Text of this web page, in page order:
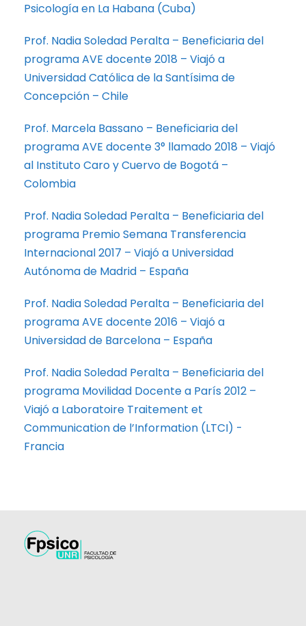
Psicología en La Habana (Cuba)
Prof. Nadia Soledad Peralta – Beneficiaria del
programa AVE docente 2018 – Viajó a
Universidad Católica de la Santísima de
Concepción – Chile
Prof. Marcela Bassano – Beneficiaria del
programa AVE docente 3° llamado 2018 – Viajó
al Instituto Caro y Cuervo de Bogotá –
Colombia
Prof. Nadia Soledad Peralta – Beneficiaria del
programa Premio Semana Transferencia
Internacional 2017 – Viajó a Universidad
Autónoma de Madrid – España
Prof. Nadia Soledad Peralta – Beneficiaria del
programa AVE docente 2016 – Viajó a
Universidad de Barcelona – España
Prof. Nadia Soledad Peralta – Beneficiaria del
programa Movilidad Docente a París 2012 –
Viajó a Laboratoire Traitement et
Communication de l’Information (LTCI) -
Francia